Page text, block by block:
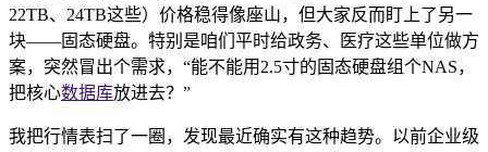
22TB、24TB这些）价格稳得像座山，但大家反而盯上了另一
块——固态硬盘。特别是咱们平时给政务、医疗这些单位做方
案，突然冒出个需求，“能不能用2.5寸的固态硬盘组个NAS，
把核心数据库放进去？”
我把行情表扫了一圈，发现最近确实有这种趋势。以前企业级